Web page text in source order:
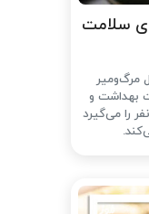
سلامت
مرگ‌ومیر
بهداشت و
دست‌کم جان حدود 140هزار نفر را می‌گیرد